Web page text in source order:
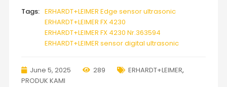
Tags: ERHARDT+LEIMER Edge sensor ultrasonic
ERHARDT+LEIMER FX 4230
ERHARDT+LEIMER FX 4230 Nr.363594
ERHARDT+LEIMER sensor digital ultrasonic
June 5, 2025 289 ERHARDT+LEIMER,
PRODUK KAMI